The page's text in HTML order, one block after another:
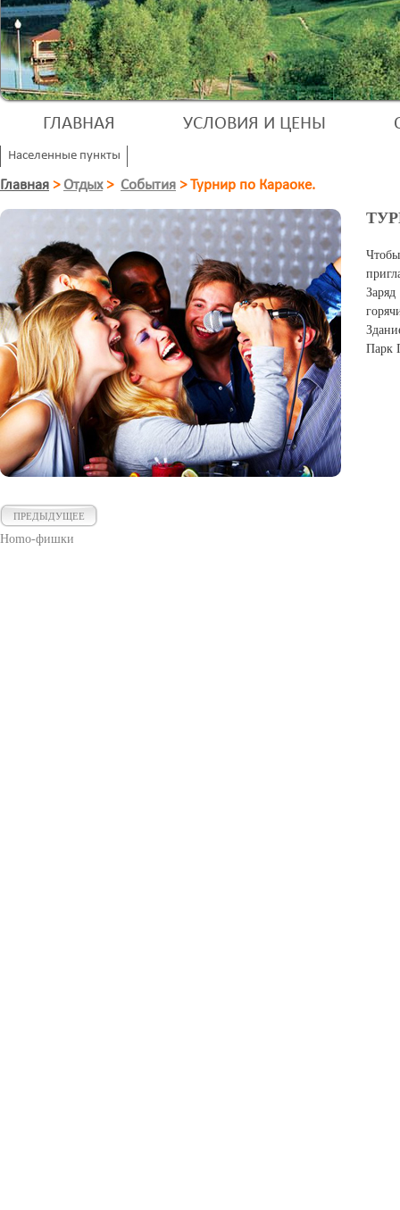
ГЛАВНАЯ УСЛОВИЯ И ЦЕНЫ
Населенные пункты
Главная > Отдых > События >Турнир по Караоке.
Парк
ПРЕДЫДУЩЕЕ
Homo-фишки